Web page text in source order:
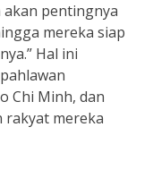
akan pentingnya
mereka siap
Hal ini
Chi Minh, dan
rakyat mereka